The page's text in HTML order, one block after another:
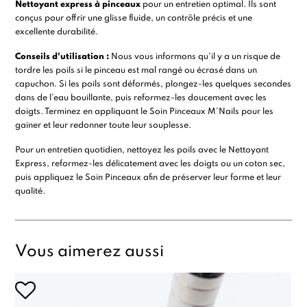
Nettoyant express à pinceaux pour un entretien optimal. Ils sont
conçus pour offrir une glisse fluide, un contrôle précis et une
excellente durabilité.
Conseils d'utilisation : Nous vous informons qu'il y a un risque de
tordre les poils si le pinceau est mal rangé ou écrasé dans un
capuchon. Si les poils sont déformés, plongez-les quelques secondes
dans de l’eau bouillante, puis reformez-les doucement avec les
doigts. Terminez en appliquant le Soin Pinceaux M’Nails pour les
gainer et leur redonner toute leur souplesse.
Pour un entretien quotidien, nettoyez les poils avec le Nettoyant
Express, reformez-les délicatement avec les doigts ou un coton sec,
puis appliquez le Soin Pinceaux afin de préserver leur forme et leur
qualité.
Vous aimerez aussi